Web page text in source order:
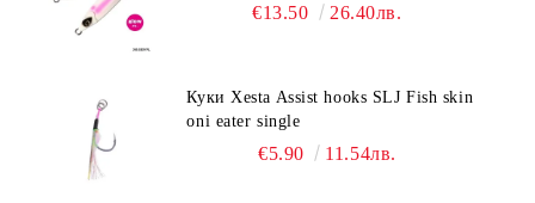
€13.50 26.40лв.
Куки Xesta Assist hooks SLJ Fish skin
oni eater single
€5.90 11.54лв.